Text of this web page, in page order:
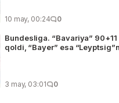
10 may, 00:24 0
Bundesliga. “Bavariya”
qoldi, “Bayer” esa
3 may, 03:01 0